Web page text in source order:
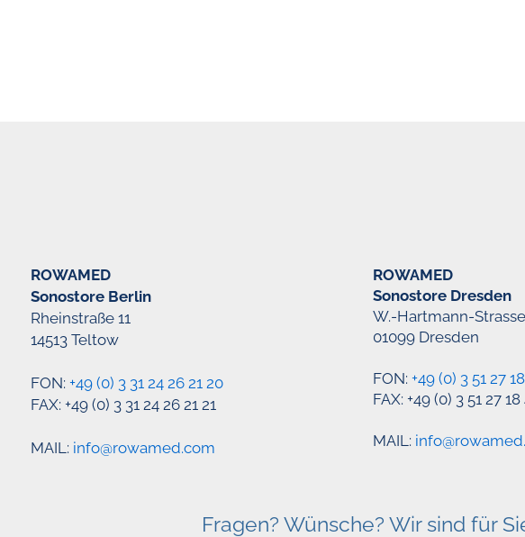
ROWAMED
Sonostore Berlin
Rheinstraße 11
14513 Teltow
FON:+49 (0) 3 31 24 26 21 20
FAX: +49 (0) 3 31 24 26 21 21
MAIL: info@rowamed.com
ROWAMED
Sonostore Dresden
W.-Hartmann-
01099 Dresden
FON: +49 (0) 3 51 27
FAX: +49 (0) 3 51 27 18
MAIL:
Fragen? Wünsche? Wir sind für